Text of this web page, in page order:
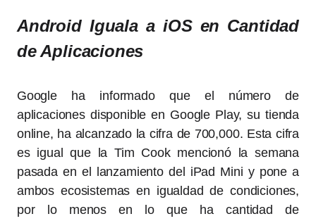
Android Iguala a iOS en Cantidad
de Aplicaciones
Google ha informado que el número de
aplicaciones disponible en Google Play, su tienda
online, ha alcanzado la cifra de 700,000. Esta cifra
es igual que la Tim Cook mencionó la semana
pasada en el lanzamiento del iPad Mini y pone a
ambos ecosistemas en igualdad de condiciones,
por lo menos en lo que ha cantidad de